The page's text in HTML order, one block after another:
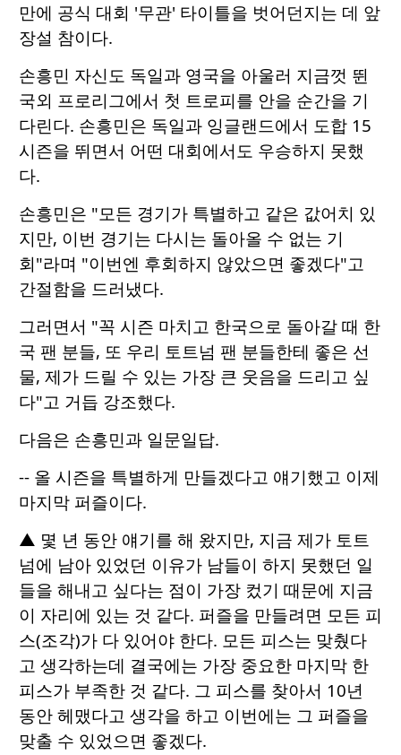
만에 공식 대회 '무관' 타이틀을 벗어던지는 데 앞
장설 참이다.
손흥민 자신도 독일과 영국을 아울러 지금껏 뛴
국외 프로리그에서 첫 트로피를 안을 순간을 기
다린다. 손흥민은 독일과 잉글랜드에서 도합 15
시즌을 뛰면서 어떤 대회에서도 우승하지 못했
다.
손흥민은 "모든 경기가 특별하고 같은 값어치 있
지만, 이번 경기는 다시는 돌아올 수 없는 기
회"라며 "이번엔 후회하지 않았으면 좋겠다"고
간절함을 드러냈다.
그러면서 "꼭 시즌 마치고 한국으로 돌아갈 때 한
국 팬 분들, 또 우리 토트넘 팬 분들한테 좋은 선
물, 제가 드릴 수 있는 가장 큰 웃음을 드리고 싶
다"고 거듭 강조했다.
다음은 손흥민과 일문일답.
-- 올 시즌을 특별하게 만들겠다고 얘기했고 이제
마지막 퍼즐이다.
▲ 몇 년 동안 얘기를 해 왔지만, 지금 제가 토트
넘에 남아 있었던 이유가 남들이 하지 못했던 일
들을 해내고 싶다는 점이 가장 컸기 때문에 지금
이 자리에 있는 것 같다. 퍼즐을 만들려면 모든 피
스(조각)가 다 있어야 한다. 모든 피스는 맞췄다
고 생각하는데 결국에는 가장 중요한 마지막 한
피스가 부족한 것 같다. 그 피스를 찾아서 10년
동안 헤맸다고 생각을 하고 이번에는 그 퍼즐을
맞출 수 있었으면 좋겠다.